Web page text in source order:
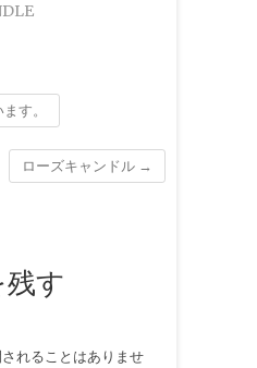
す。
ローズキャンドル →
す
れることはありませ